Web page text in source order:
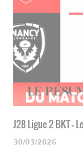
J28 Ligue 2 BKT -
30/03/2026